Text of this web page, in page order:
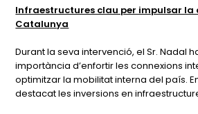
Infraestructures clau per impulsar
Catalunya
Durant la seva intervenció, el Sr. Nadal
importància d’enfortir les connexions
optimitzar la mobilitat interna del país.
destacat les inversions en